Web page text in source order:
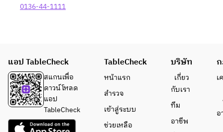
0136-44-1111
แอป TableCheck
สแกนเพื่อ
ดาวน์โหลด
แอป
TableCheck
TableCheck
หน้าแรก
สำรวจ
เข้าสู่ระบบ
ช่วยเหลือ
บริษัท
เกี่ยว
กับเรา
ทีม
อาชีพ
เ
อ